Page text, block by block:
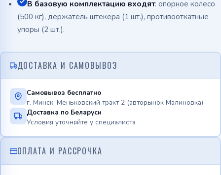
В базовую комплектацию входят: опорное колесо
(500 кг), держатель штекера (1 шт.), противооткатные
упоры (2 шт.).
ДОСТАВКА И САМОВЫВОЗ
Самовывоз бесплатно
г. Минск, Меньковский тракт 2 (авторынок Малиновка)
Доставка по Беларуси
Условия уточняйте у специалиста
ОПЛАТА И РАССРОЧКА